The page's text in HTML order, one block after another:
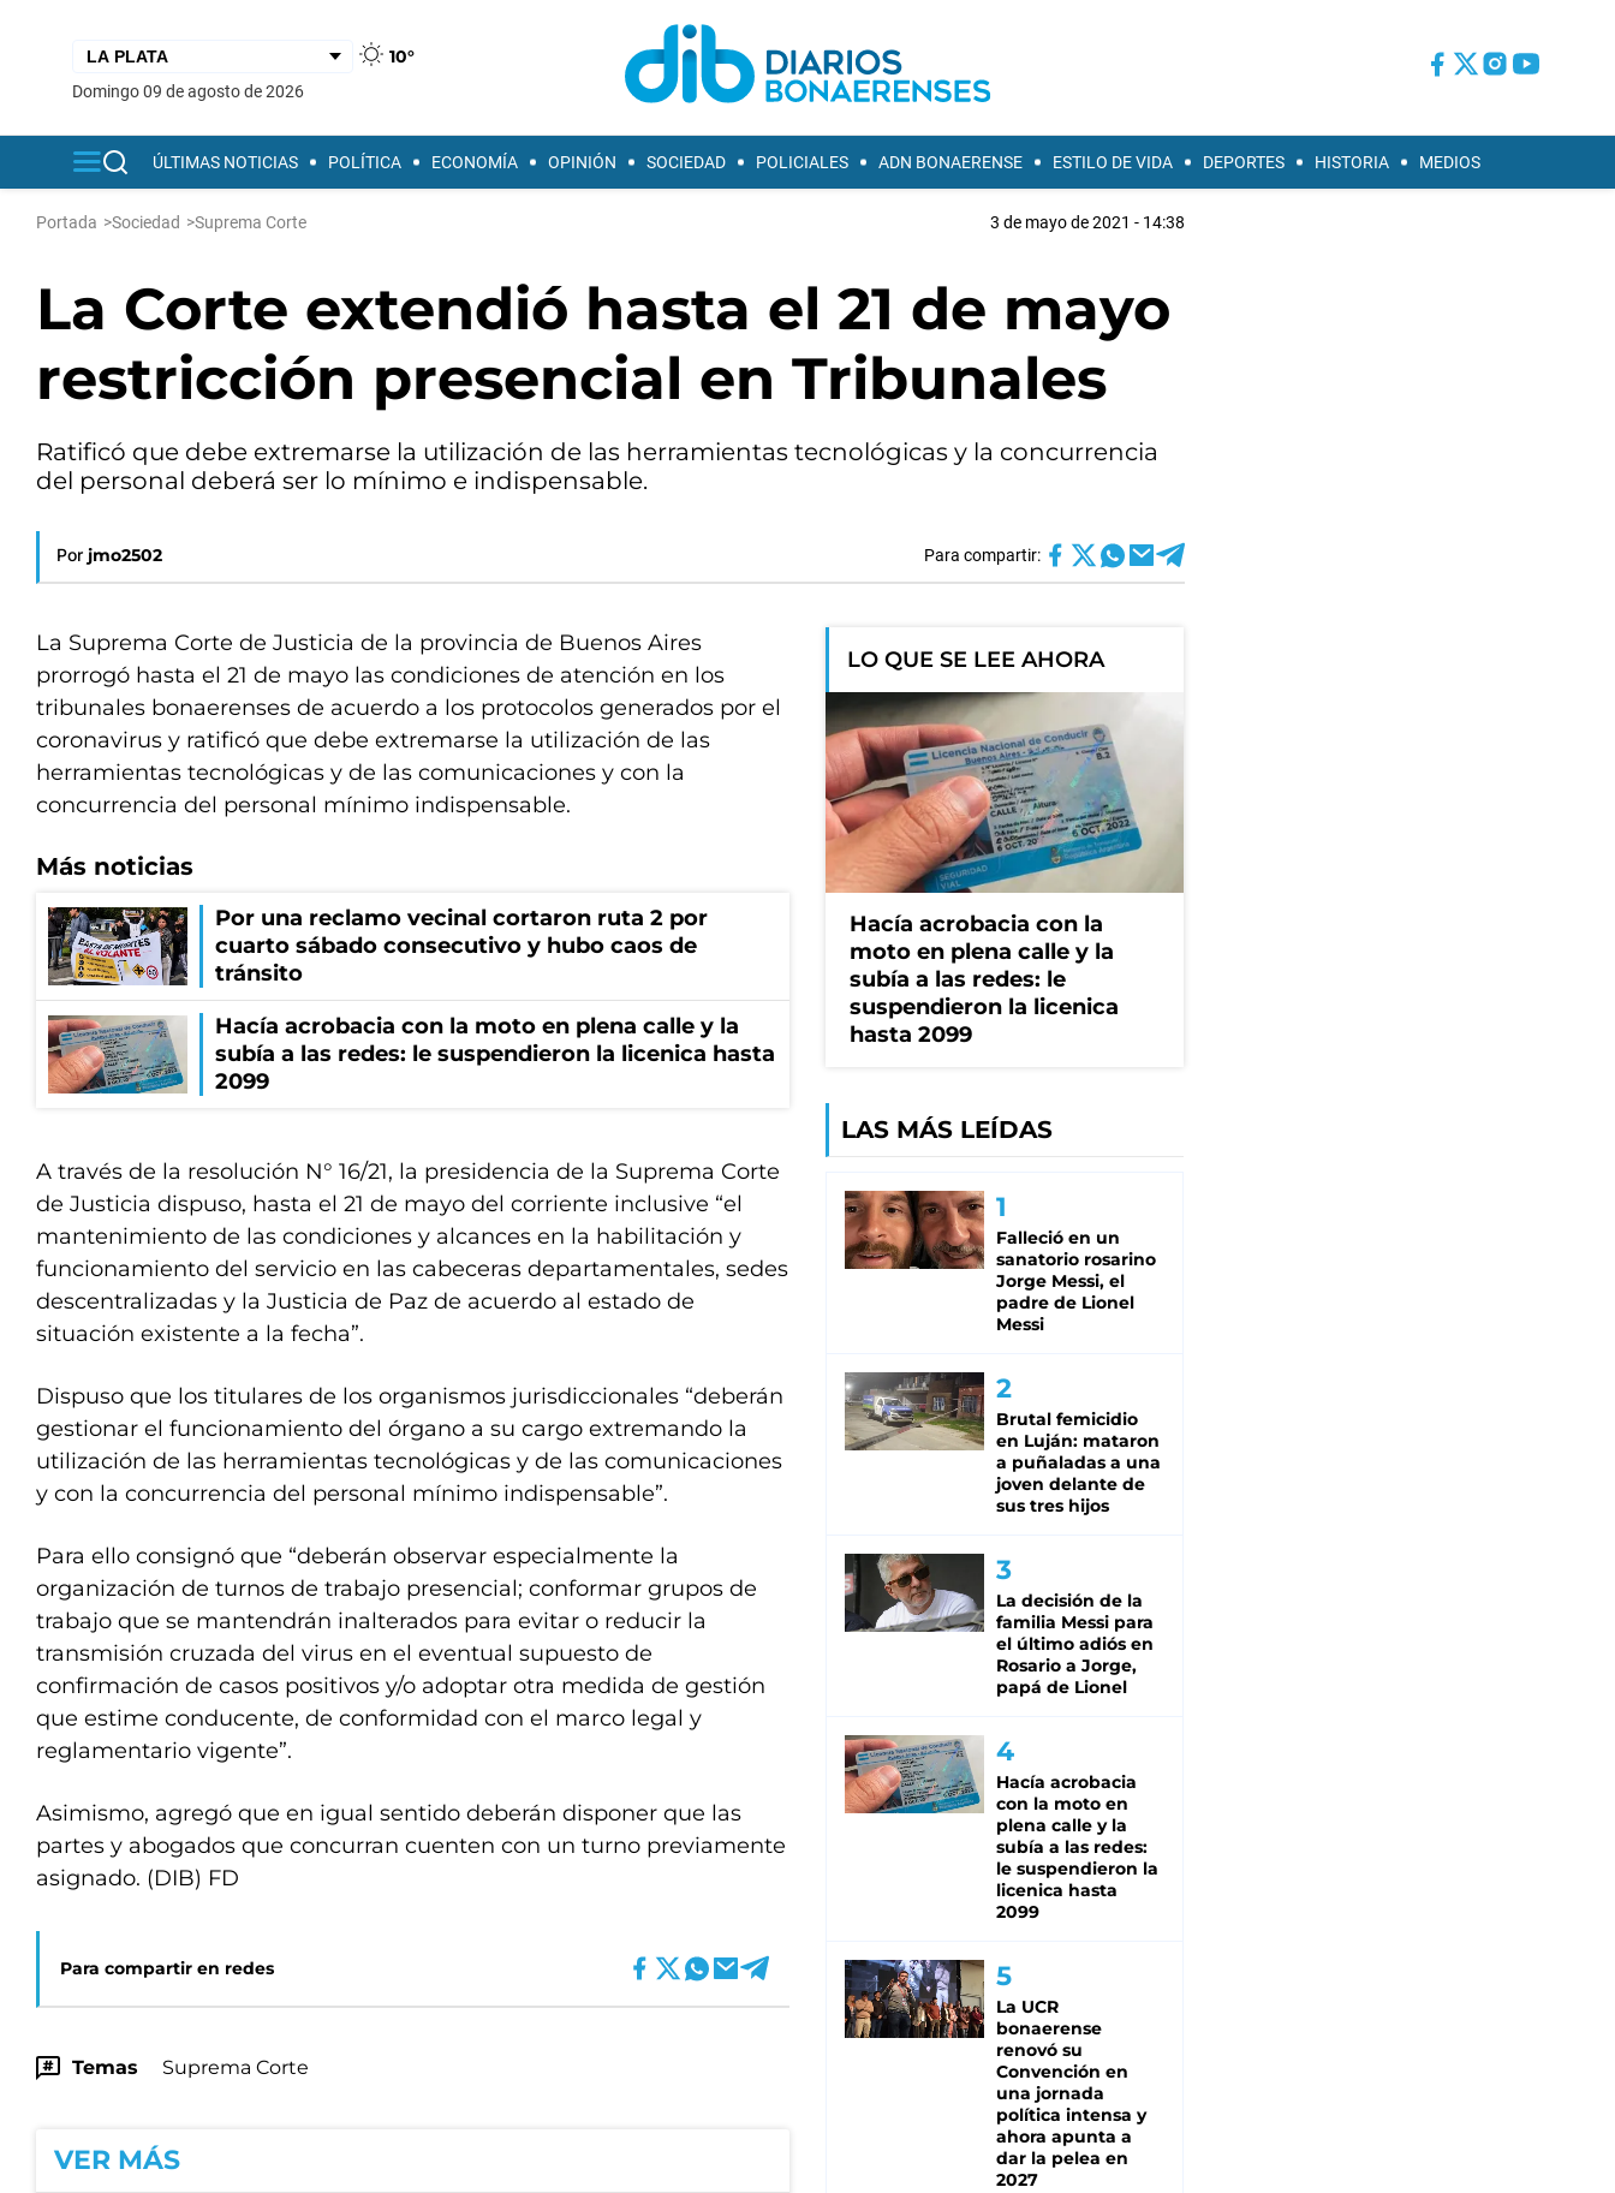
10°
domingo 09 de agosto de 2026
ÚLTIMAS NOTICIAS POLÍTICA ECONOMÍA OPINIÓN SOCIEDAD POLICIALES ADN BONAERENSE ESTILO DE VIDA DEPORTES HISTORIA MEDIOS
Portada >Sociedad >Suprema Corte 3 de mayo de 2021 - 14:38
La Corte extendió hasta el 21 de mayo
restricción presencial en Tribunales
Ratificó que debe extremarse la utilización de las herramientas tecnológicas y la concurrencia
del personal deberá ser lo mínimo e indispensable.
Por jmo2502 Para compartir:
La Suprema Corte de Justicia de la provincia de Buenos Aires
prorrogó hasta el 21 de mayo las condiciones de atención en los
tribunales bonaerenses de acuerdo a los protocolos generados por el
coronavirus y ratificó que debe extremarse la utilización de las
herramientas tecnológicas y de las comunicaciones y con la
concurrencia del personal mínimo indispensable.
Más noticias
Por una reclamo vecinal cortaron ruta 2 por
cuarto sábado consecutivo y hubo caos de
tránsito
Hacía acrobacia con la moto en plena calle y la
subía a las redes: le suspendieron la licenica hasta
2099
A través de la resolución N° 16/21, la presidencia de la Suprema Corte
de Justicia dispuso, hasta el 21 de mayo del corriente inclusive “el
mantenimiento de las condiciones y alcances en la habilitación y
funcionamiento del servicio en las cabeceras departamentales, sedes
descentralizadas y la Justicia de Paz de acuerdo al estado de
situación existente a la fecha”.
Dispuso que los titulares de los organismos jurisdiccionales “deberán
gestionar el funcionamiento del órgano a su cargo extremando la
utilización de las herramientas tecnológicas y de las comunicaciones
y con la concurrencia del personal mínimo indispensable”.
Para ello consignó que “deberán observar especialmente la
organización de turnos de trabajo presencial; conformar grupos de
trabajo que se mantendrán inalterados para evitar o reducir la
transmisión cruzada del virus en el eventual supuesto de
confirmación de casos positivos y/o adoptar otra medida de gestión
que estime conducente, de conformidad con el marco legal y
reglamentario vigente”.
Asimismo, agregó que en igual sentido deberán disponer que las
partes y abogados que concurran cuenten con un turno previamente
asignado. (DIB) FD
Para compartir en redes
Temas Suprema Corte
VER MÁS
LO QUE SE LEE AHORA
Hacía acrobacia con la
moto en plena calle y la
subía a las redes: le
suspendieron la licenica
hasta 2099
LAS MÁS LEÍDAS
Falleció en un
sanatorio rosarino
Jorge Messi, el
padre de Lionel
Messi
Brutal femicidio
en Luján: mataron
a puñaladas a una
joven delante de
sus tres hijos
La decisión de la
familia Messi para
el último adiós en
Rosario a Jorge,
papá de Lionel
Hacía acrobacia
con la moto en
plena calle y la
subía a las redes:
le suspendieron la
licenica hasta
2099
La UCR
bonaerense
renovó su
Convención en
una jornada
política intensa y
ahora apunta a
dar la pelea en
2027